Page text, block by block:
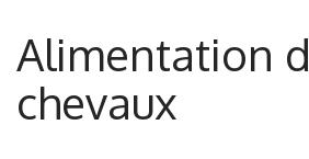
Alimentation
chevaux